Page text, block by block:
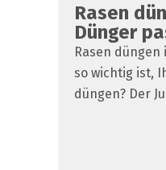
Rasen
Dünger
Rasen düngen
so wichtig ist,
düngen? Der